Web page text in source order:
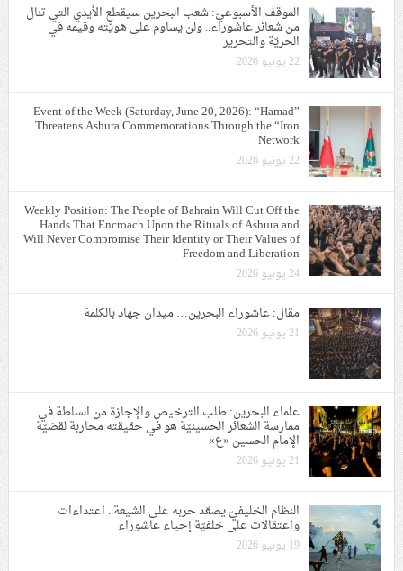
الموقف الأسبوعيّ: شعب البحرين سيقطع الأيدي التي تنال
من شعائر عاشوراء.. ولن يساوم على هويّته وقيمه في
الحريّة والتحرير
22 يونيو 2026
Event of the Week (Saturday, June 20, 2026): “Hamad”
Threatens Ashura Commemorations Through the “Iron
Network
22 يونيو 2026
Weekly Position: The People of Bahrain Will Cut Off the
Hands That Encroach Upon the Rituals of Ashura and
Will Never Compromise Their Identity or Their Values of
Freedom and Liberation
24 يونيو 2026
مقال: عاشوراء البحرين… ميدان جهاد بالكلمة
21 يونيو 2026
علماء البحرين: طلب الترخيص والإجازة من السلطة في
ممارسة الشعائر الحسينيّة هو في حقيقته محاربة لقضيّة
الإمام الحسين «ع»
21 يونيو 2026
النظام الخليفيّ يصعّد حربه على الشيعة.. اعتداءات
واعتقالات على خلفيّة إحياء عاشوراء
19 يونيو 2026